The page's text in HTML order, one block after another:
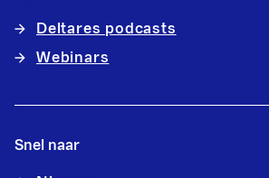
Deltares podcasts
Webinars
Snel naar